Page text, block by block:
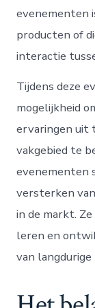
evenementen
producten of
interactie
Tijdens deze
mogelijkheid
ervaringen uit
vakgebied te
evenementen
versterken
in de markt.
leren en
van